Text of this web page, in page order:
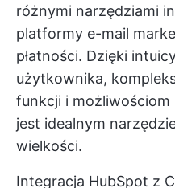
różnymi narzędziami
platformy e-mail
płatności. Dzięki
użytkownika,
funkcji i możliwościom
jest idealnym
wielkości.
Integracja HubSpot z